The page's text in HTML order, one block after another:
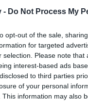
- Do Not Process My
opt-out of the sale,
for targeted
selection. Please note
interest-based ads
to third parties
of your personal
This information may also
teilnehmen oder
bitte registriere